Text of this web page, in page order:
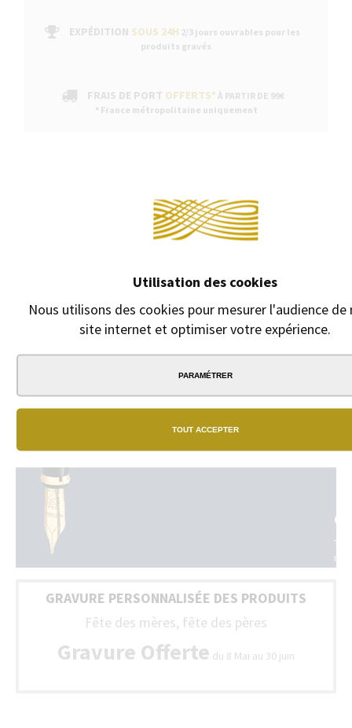
Utilisation des cookies
Nous utilisons des cookies pour mesurer l'audience de
site internet et optimiser votre expérience.
PARAMÉTRER
TOUT ACCEPTER
EXPÉDITION SOUS 24H 2/3 jours ouvrables pour les
produits gravés
FRAIS DE PORT OFFERTS* À PARTIR DE 99€
* France métropolitaine uniquement
Cartouches d'encre. Pour stylos "Classique", "Montparnasse",
vrai
nos
GRAVURE PERSONNALISÉE DES PRODUITS
Fête des mères, fête des pères
Gravure Offerte du 8 Mai au 30 juin